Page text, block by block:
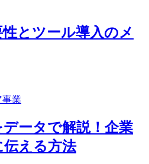
とツール導入のメ
事業
ータで解説！企業
伝える方法